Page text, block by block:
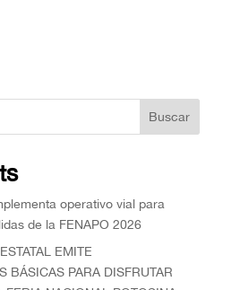
Buscar
operativo vial para
de la FENAPO 2026
EMITE
BÁSICAS PARA DISFRUTAR